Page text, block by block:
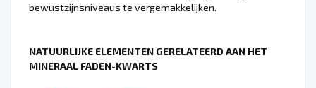
bewustzijnsniveaus te vergemakkelijken.
NATUURLIJKE ELEMENTEN GERELATEERD AAN HET
MINERAAL FADEN-KWARTS